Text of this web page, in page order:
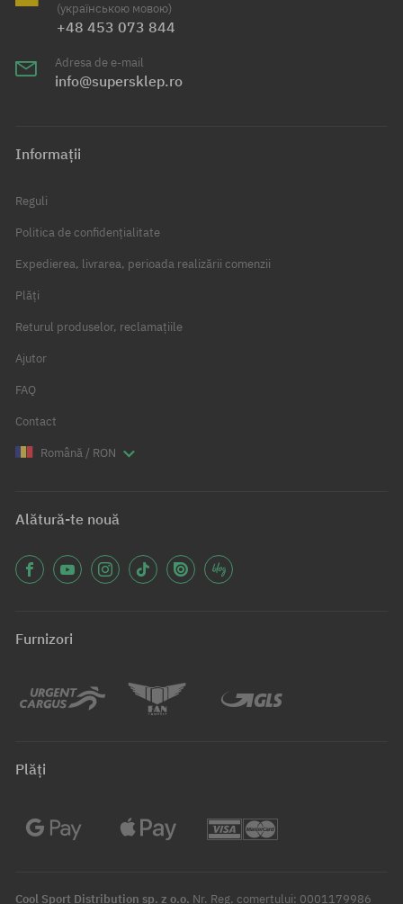
(українською мовою)
+48 453 073 844
Adresa de e-mail
info@supersklep.ro
Informații
Reguli
Politica de confidențialitate
Expedierea, livrarea, perioada realizării comenzii
Plăți
Returul produselor, reclamațiile
Ajutor
FAQ
Contact
Română / RON
Alătură-te nouă
Furnizori
Plăți
Cool Sport Distribution sp. z o.o. Nr. Reg. comerțului: 0001179986